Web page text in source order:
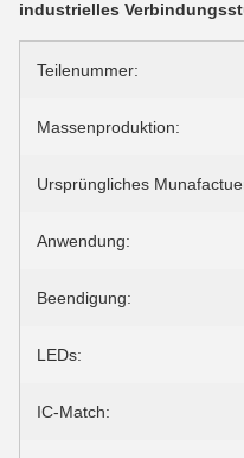
industrielles
Teilenummer:
Massenproduktion:
Ursprüngliches
Anwendung:
Beendigung:
LEDs:
IC-Match: